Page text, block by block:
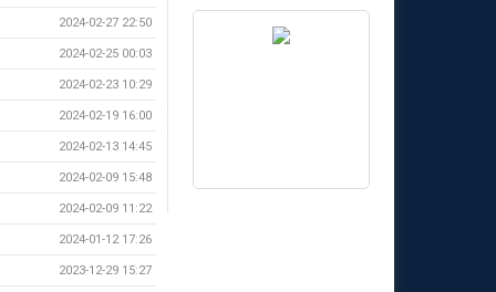
2024-02-27 22:50
2024-02-25 00:03
2024-02-23 10:29
2024-02-19 16:00
2024-02-13 14:45
2024-02-09 15:48
2024-02-09 11:22
2024-01-12 17:26
2023-12-29 15:27